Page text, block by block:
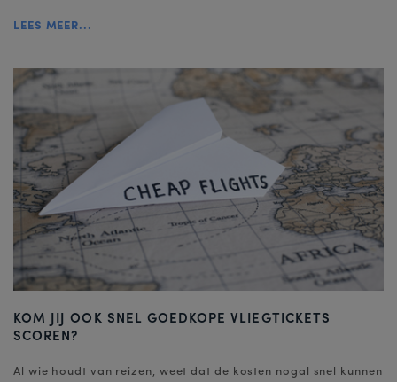
LEES MEER...
KOM JIJ OOK SNEL GOEDKOPE VLIEGTICKETS
SCOREN?
Al wie houdt van reizen, weet dat de kosten nogal snel kunnen